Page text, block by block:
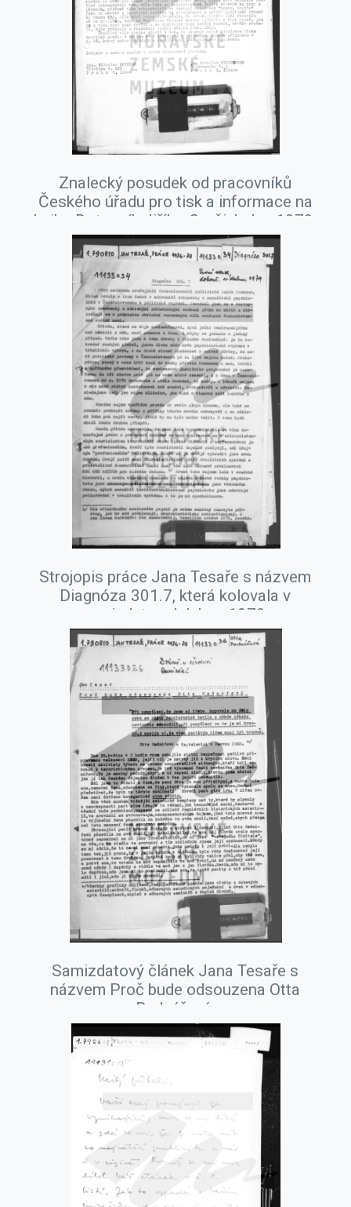
Znalecký posudek od pracovníků
Českého úřadu pro tisk a informace na
knihu Dotazník Jiřího Gruši, leden 1979.
Strojopis práce Jana Tesaře s názvem
Diagnóza 301.7, která kolovala v
samizdatu od dubna 1979.
Samizdatový článek Jana Tesaře s
názvem Proč bude odsouzena Otta
Bednářová.